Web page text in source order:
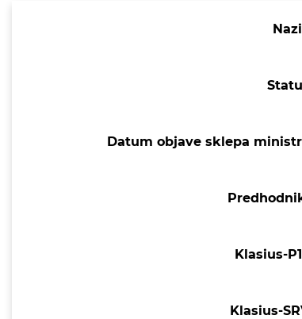
Datum objave sklepa
Klasius-
Klasius-